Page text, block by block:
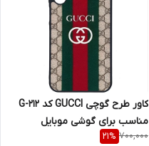
کاور طرح گوچی GUCCI کد G-212
مناسب برای گوشی موبایل
سامسونگ Galaxy A16 4G / A16
700,000
21%